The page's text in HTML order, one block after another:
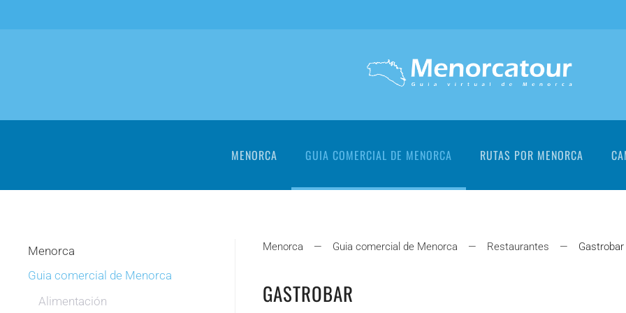
MENORCA GUIA COMERCIAL DE MENORCA RUTAS POR MENORCA
Menorca Guia comercial de Menorca Restaurantes Gastrobar
GASTROBAR
Menorca
Guia comercial de Menorca
Alimentación